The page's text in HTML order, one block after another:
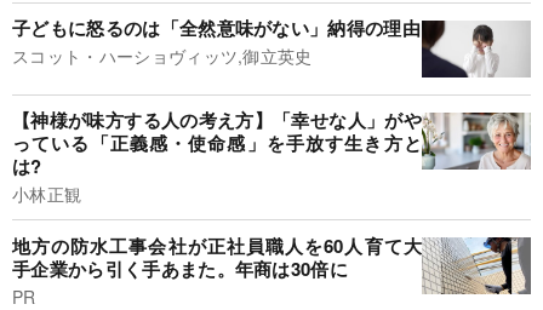
子どもに怒るのは「全然意味がない」納得の理由
スコット・ハーショヴィッツ,御立英史
【神様が味方する人の考え方】「幸せな人」がや
っている「正義感・使命感」を手放す生き方と
は?
小林正観
地方の防水工事会社が正社員職人を60人育て大
手企業から引く手あまた。年商は30倍に
PR